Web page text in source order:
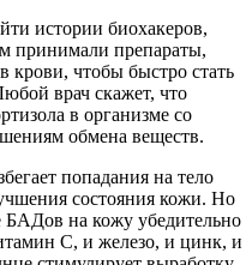
истории биохакеров,
принимали препараты,
чтобы быстро стать
врач скажет, что
в организме со
обмена веществ.
попадания на тело
состояния кожи. Но
БАДов на кожу убедительно
С, и железо, и цинк, и